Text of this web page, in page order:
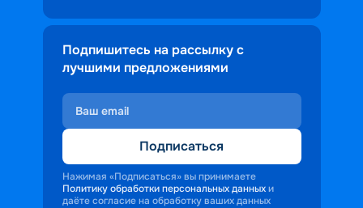
Подпишитесь на рассылку с
лучшими предложениями
Подписаться
Нажимая «Подписаться» вы принимаете
Политику обработки персональных данных и
даёте согласие на обработку ваших данных